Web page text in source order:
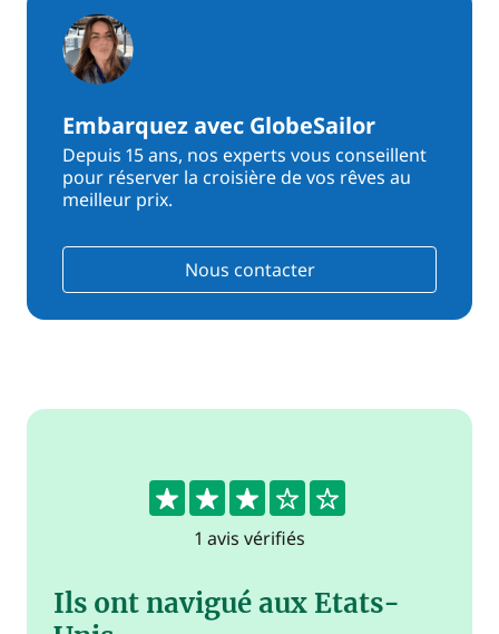
Embarquez avec GlobeSailor
Depuis 15 ans, nos experts vous conseillent
pour réserver la croisière de vos rêves au
meilleur prix.
Nous contacter
3
1 avis vérifiés
Ils ont navigué aux Etats-